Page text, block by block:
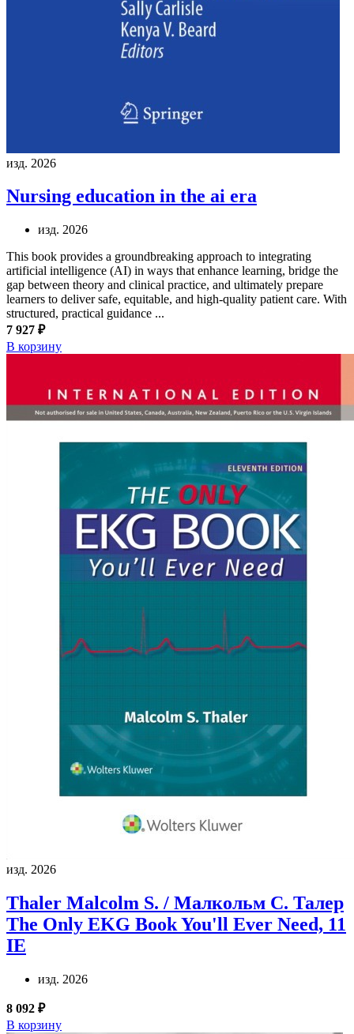
изд. 2026
Nursing education in the ai era
изд. 2026
This book provides a groundbreaking approach to integrating
artificial intelligence (AI) in ways that enhance learning, bridge the
gap between theory and clinical practice, and ultimately prepare
learners to deliver safe, equitable, and high-quality patient care. With
structured, practical guidance ...
7 927 ₽
В корзину
изд. 2026
Thaler Malcolm S. / Малкольм С. Талер
The Only EKG Book You'll Ever Need, 11
IE
изд. 2026
8 092 ₽
В корзину